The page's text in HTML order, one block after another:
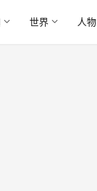
世界 人物